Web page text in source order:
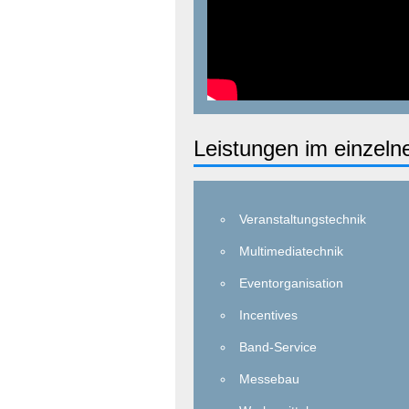
Leistungen im
Veranstaltungstechnik
Multimediatechnik
Eventorganisation
Incentives
Band-Service
Messebau